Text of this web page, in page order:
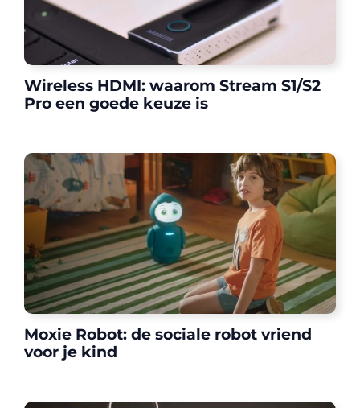
Wireless HDMI: waarom Stream S1/S2
Pro een goede keuze is
Moxie Robot: de sociale robot vriend
voor je kind